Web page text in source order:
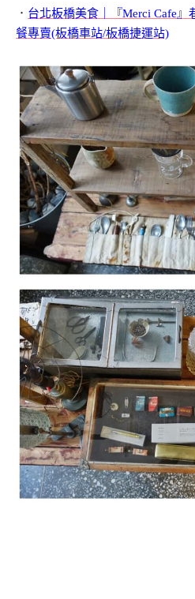
． 台北板橋美食｜『Merci Cafe』
餐專賣(板橋車站/板橋捷運站)